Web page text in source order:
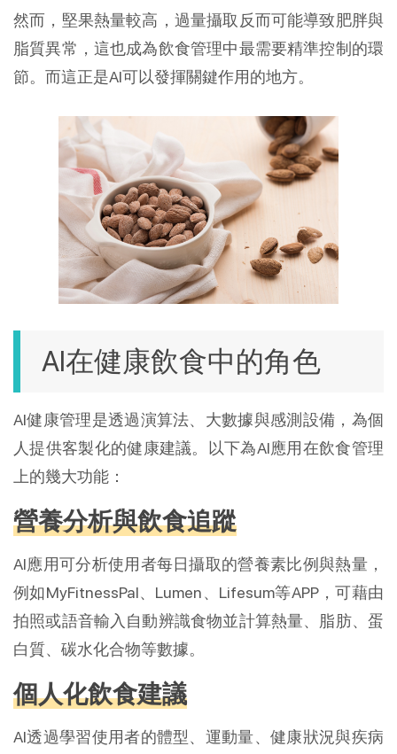
然而，堅果熱量較高，過量攝取反而可能導致肥胖與
脂質異常，這也成為飲食管理中最需要精準控制的環
節。而這正是AI可以發揮關鍵作用的地方。
AI在健康飲食中的角色
AI健康管理是透過演算法、大數據與感測設備，為個
人提供客製化的健康建議。以下為AI應用在飲食管理
上的幾大功能：
營養分析與飲食追蹤
AI應用可分析使用者每日攝取的營養素比例與熱量，
例如MyFitnessPal、Lumen、Lifesum等APP，可藉由
拍照或語音輸入自動辨識食物並計算熱量、脂肪、蛋
白質、碳水化合物等數據。
個人化飲食建議
AI透過學習使用者的體型、運動量、健康狀況與疾病